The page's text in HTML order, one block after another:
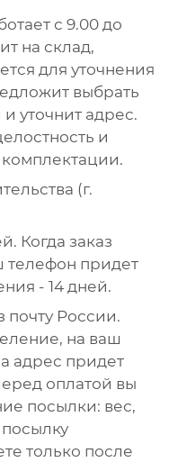
с 9.00 до
на склад,
для уточнения
выбрать
уточнит адрес.
и
комплектации.
(г.
Когда заказ
телефон придет
- 14 дней.
почту России.
на ваш
адрес придет
оплатой вы
посылки: вес,
только после